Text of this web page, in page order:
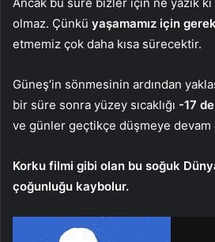
olmaz. Çünkü yaşamamız için
etmemiz çok daha kısa sürecektir.
Güneş’in sönmesinin ardından
bir süre sonra yüzey sıcaklığı -17
ve günler geçtikçe düşmeye devam
Korku filmi gibi olan bu soğuk
çoğunluğu kaybolur.